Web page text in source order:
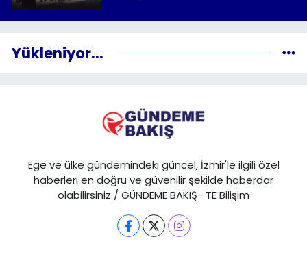
Yükleniyor...
Ege ve ülke gündemindeki güncel, İzmir'le ilgili özel
haberleri en doğru ve güvenilir şekilde haberdar
olabilirsiniz / GÜNDEME BAKIŞ- TE Bilişim